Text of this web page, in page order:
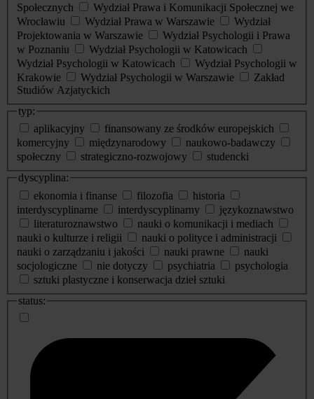
Społecznych
Wydział Prawa i Komunikacji Społecznej we
Wrocławiu
Wydział Prawa w Warszawie
Wydział
Projektowania w Warszawie
Wydział Psychologii i Prawa
w Poznaniu
Wydział Psychologii w Katowicach
Wydział Psychologii w Katowicach
Wydział Psychologii w
Krakowie
Wydział Psychologii w Warszawie
Zakład
Studiów Azjatyckich
typ:
aplikacyjny
finansowany ze środków europejskich
komercyjny
międzynarodowy
naukowo-badawczy
społeczny
strategiczno-rozwojowy
studencki
dyscyplina:
ekonomia i finanse
filozofia
historia
interdyscyplinarne
interdyscyplinarny
językoznawstwo
literaturoznawstwo
nauki o komunikacji i mediach
nauki o kulturze i religii
nauki o polityce i administracji
nauki o zarządzaniu i jakości
nauki prawne
nauki
socjologiczne
nie dotyczy psychiatria
psychologia
sztuki plastyczne i konserwacja dzieł sztuki
status: